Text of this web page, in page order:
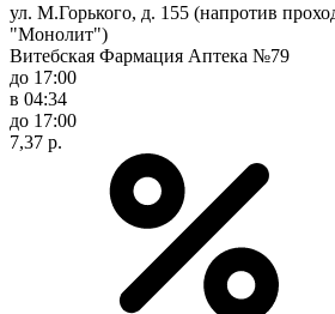
ул. М.Горького, д. 155 (напротив
"Монолит")
Витебская Фармация Аптека №79
до 17:00
в 04:34
до 17:00
7,37 р.